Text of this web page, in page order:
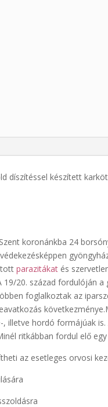
díszítéssel készített
koronánkba 24
parazitákat és
20. század fordulóján
foglalkoztak az
illetve hordó formájúak
ritkábban fordul elő
az esetleges orvosi